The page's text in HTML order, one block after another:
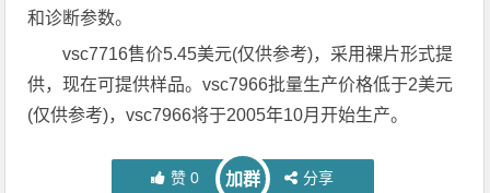
和诊断参数。
vsc7716售价5.45美元(仅供参考)，采用裸片形式提
供，现在可提供样品。vsc7966批量生产价格低于2美元
(仅供参考)，vsc7966将于2005年10月开始生产。
赞 0 加群 分享